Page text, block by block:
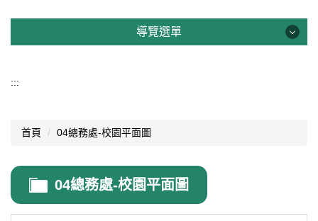
導覽選單
認識西松
網路資源
:::
首頁 04總務處-校園平面圖
04總務處-校園平面圖